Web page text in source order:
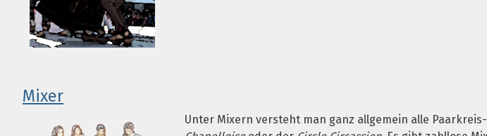
Mixer
Unter Mixern versteht man ganz allgemein alle